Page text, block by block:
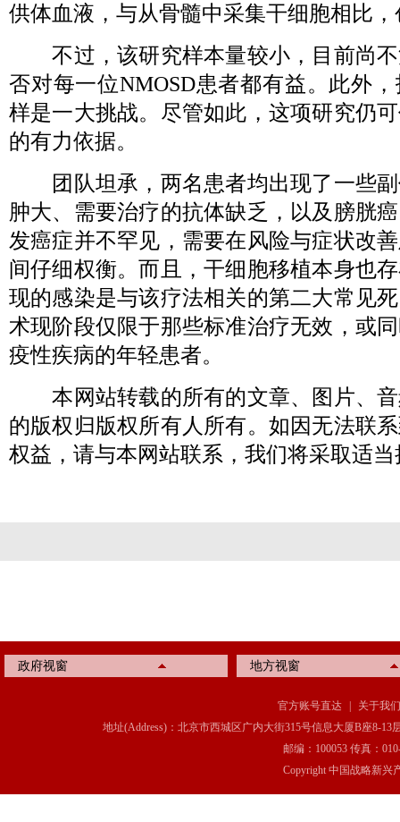
供体血液，与从骨髓中采集干细胞相比
不过，该研究样本量较小，目前尚不
否对每一位NMOSD患者都有益。此外
样是一大挑战。尽管如此，这项研究仍
的有力依据。
团队坦承，两名患者均出现了一些副
肿大、需要治疗的抗体缺乏，以及膀胱
发癌症并不罕见，需要在风险与症状改
间仔细权衡。而且，干细胞移植本身也
现的感染是与该疗法相关的第二大常见
术现阶段仅限于那些标准治疗无效，或
疫性疾病的年轻患者。
本网站转载的所有的文章、图片、
的版权归版权所有人所有。如因无法联
权益，请与本网站联系，我们将采取适
政府视窗 地方视窗
官方账号直达
关于我们
地址(Address)：北京市西城区广内大街315号信息大厦B座8-13
邮编：100053 传真：
Copyright 中国战略新兴